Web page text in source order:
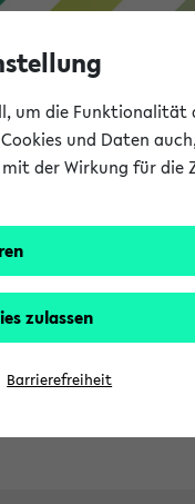
um die
und Daten
der Wirkung für die
zulassen
Barrierefreiheit